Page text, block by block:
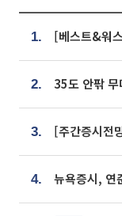
1.
2.
3.
4.